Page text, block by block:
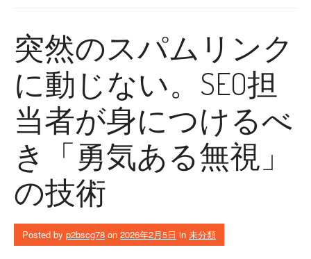
突然のスパムリンク
に動じない。SEO担
当者が身につけるべ
き「勇気ある無視」
の技術
Posted by p2bscg78 on 2026年2月5日 in 未分類